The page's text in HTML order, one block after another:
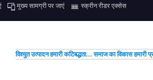
मुख्य सामग्री पर जाएं स्क्रीन रीडर एक्सेस
विद्द्युत उत्पादन हमारी कटिबद्धता... समाज का विकास हमारी